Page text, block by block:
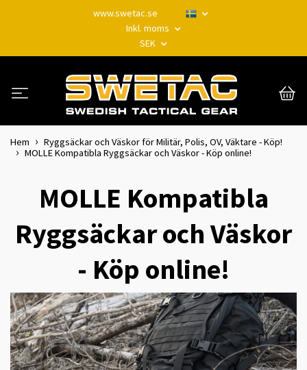
www.swetac.se
Inkl. moms
SEK
Hem
Ryggsäckar och Väskor för Militär, Polis, OV, Väktare - Köp!
MOLLE Kompatibla Ryggsäckar och Väskor - Köp online!
MOLLE Kompatibla
Ryggsäckar och Väskor
- Köp online!